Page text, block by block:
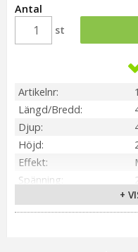
Antal
st
Artikelnr
Längd/Bredd
Djup
Höjd
Effekt
Spänning
Material / Färg
+